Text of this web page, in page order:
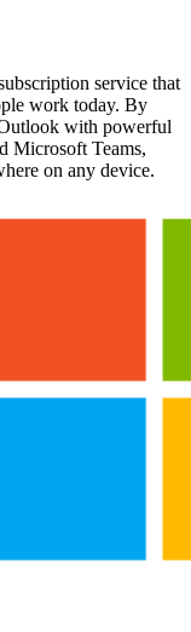
service that
work today. By
with powerful
Microsoft Teams,
on any device.